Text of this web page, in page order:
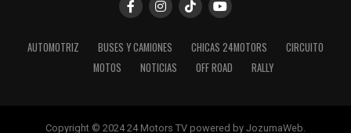
AUTOMOTRIZ BUSES Y CAMIONES CHICAS 24MOTORS
CIRCUITO
MOTOS
NOTICIAS OFF ROAD RALLY
Copyright © 2024 24 Motors TV powered by JozumaWeb.